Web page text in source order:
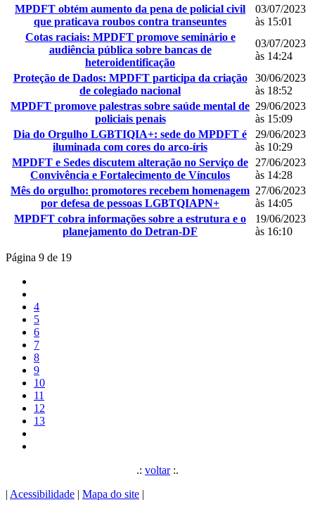
MPDFT obtém aumento da pena de policial civil
que praticava roubos contra transeuntes
03/07/2023
às 15:01
Cotas raciais: MPDFT promove seminário e
audiência pública sobre bancas de
heteroidentificação
03/07/2023
às 14:24
Proteção de Dados: MPDFT participa da criação
de colegiado nacional
30/06/2023
às 18:52
MPDFT promove palestras sobre saúde mental de
policiais penais
29/06/2023
às 15:09
Dia do Orgulho LGBTIQIA+: sede do MPDFT é
iluminada com cores do arco-íris
29/06/2023
às 10:29
MPDFT e Sedes discutem alteração no Serviço de
Convivência e Fortalecimento de Vínculos
27/06/2023
às 14:28
Mês do orgulho: promotores recebem homenagem
por defesa de pessoas LGBTQIAPN+
27/06/2023
às 14:05
MPDFT cobra informações sobre a estrutura e o
planejamento do Detran-DF
19/06/2023
às 16:10
Página 9 de 19
4
5
6
7
8
9
10
11
12
13
.: voltar:.
| Acessibilidade | Mapa do site |